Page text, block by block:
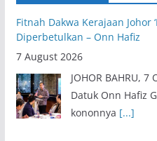
Fitnah Dakwa Kerajaan Johor
Diperbetulkan – Onn Hafiz
7 August 2026
JOHOR BAHRU,
Datuk Onn Hafiz
kononnya [...]